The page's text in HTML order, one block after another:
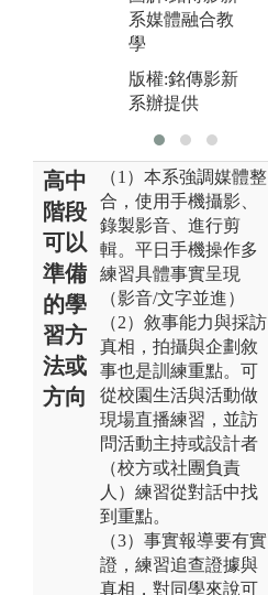
系媒體融合教
學
版權:銘傳影新
系辦提供
高中
階段
可以
準備
的學
習方
法或
方向
（1）本系強調媒體整
合，使用手機攝影、
錄製影音、進行剪
輯。平日手機操作多
練習具體事實呈現
（影音/文字並進）
（2）敘事能力與採訪
真相，拍攝與企劃敘
事也是訓練重點。可
從校園生活與活動做
現場直播練習，並訪
問活動主持或設計者
（校方或社團負責
人）練習從對話中找
到重點。
（3）事實報導要有實
證，練習追查證據與
真相，對同學來說可